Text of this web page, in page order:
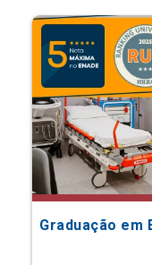
Graduação em